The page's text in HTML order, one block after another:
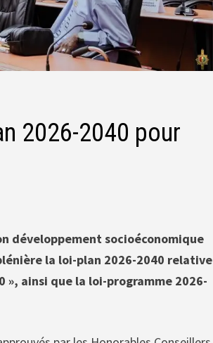
2026-2040 pour
développement socioéconomique
la loi-plan 2026-2040 relative
», ainsi que la loi-programme 2026-